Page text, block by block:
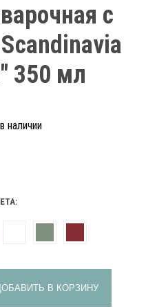
с
350 мл
наличии
В КОРЗИНУ